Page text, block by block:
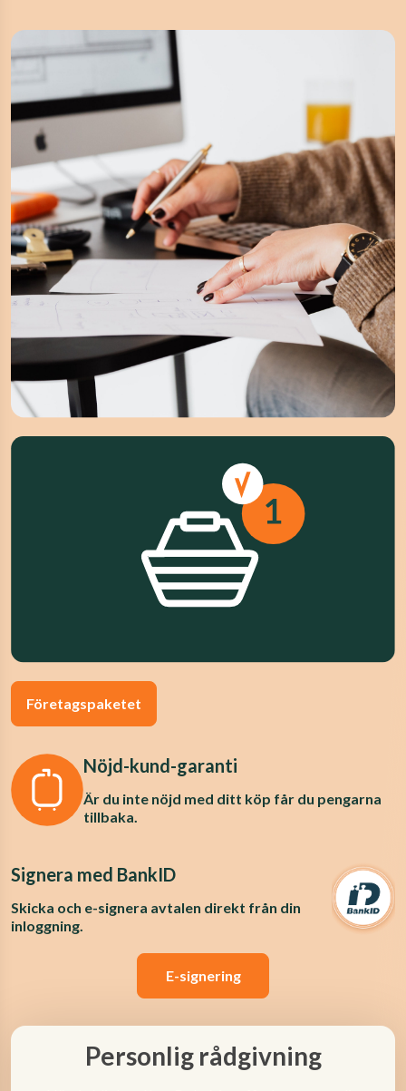
Företagspaketet
Nöjd-kund-garanti
Är du inte nöjd med ditt köp får du pengarna
tillbaka.
Signera med BankID
Skicka och e-signera avtalen direkt från din
inloggning.
E-signering
Personlig rådgivning